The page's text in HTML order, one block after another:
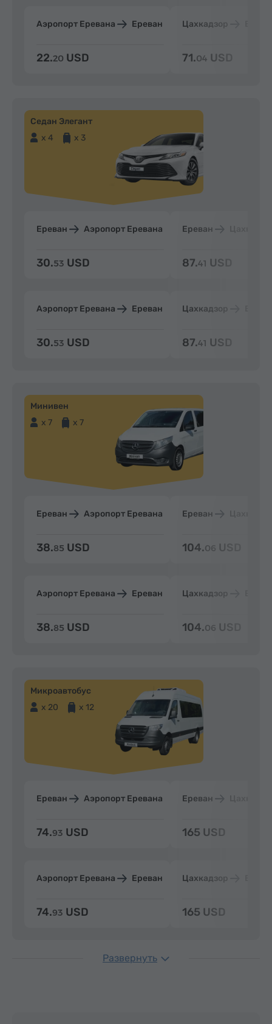
Аэропорт Еревана Ереван
22.20 USD
Цахкадзор
71.04 USD
Седан Элегант
x 4
x 3
Ереван Аэропорт Еревана
30.53 USD
Аэропорт Еревана Ереван
30.53 USD
Ереван
87.41 USD
Цахкадзор
87.41 USD
Минивен
x 7
x 7
Ереван Аэропорт Еревана
38.85 USD
Аэропорт Еревана Ереван
38.85 USD
Ереван
104.06 USD
Цахкадзор
104.06 USD
Микроавтобус
x 20
x 12
Ереван Аэропорт Еревана
74.93 USD
Аэропорт Еревана Ереван
74.93 USD
Ереван
165 USD
Цахкадзор
165 USD
Развернуть